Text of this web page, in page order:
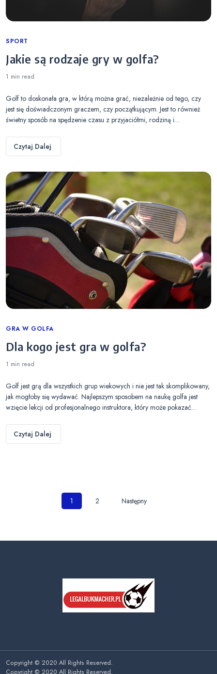
Categories
SPORT
Jakie są rodzaje gry w golfa?
1 min read
Golf to doskonała gra, w którą można grać, niezależnie od tego, czy
jest się doświadczonym graczem, czy początkującym. Jest to również
świetny sposób na spędzenie czasu z przyjaciółmi, rodziną i…
Czytaj Dalej
Categories
GRA W GOLFA
Dla kogo jest gra w golfa?
1 min read
Golf jest grą dla wszystkich grup wiekowych i nie jest tak skomplikowany,
jak mogłoby się wydawać. Najlepszym sposobem na naukę golfa jest
wzięcie lekcji od profesjonalnego instruktora, który może pokazać…
Czytaj Dalej
Nawigacja
1 2 Następny
Copyright © 2020 All Rights Reserved.
Copyright © 2020 All Rights Reserved.